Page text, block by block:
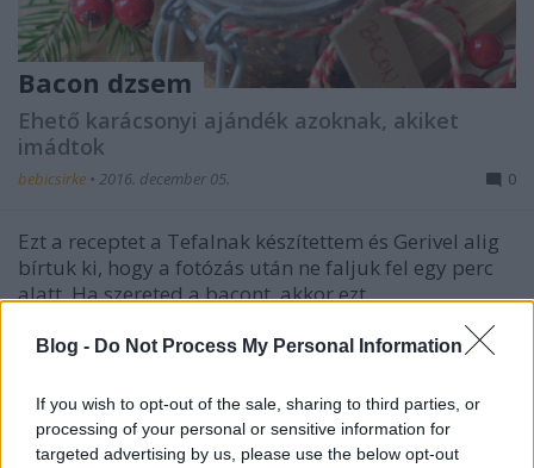
Blog - Do Not Process My Personal Information
If you wish to opt-out of the sale, sharing to third parties, or
processing of your personal or sensitive information for
targeted advertising by us, please use the below opt-out
Bacon dzsem
Ehető karácsonyi ajándék azoknak, akiket
imádtok
bebicsirke • 2016. december 05. 0
Ezt a receptet a Tefalnak készítettem és Gerivel alig
bírtuk ki, hogy a fotózás után ne faljuk fel egy perc
alatt. Ha szereted a bacont, akkor ezt ...